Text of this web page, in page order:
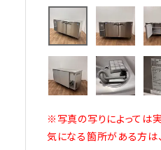
※写真の写りによっては
気になる箇所がある方は